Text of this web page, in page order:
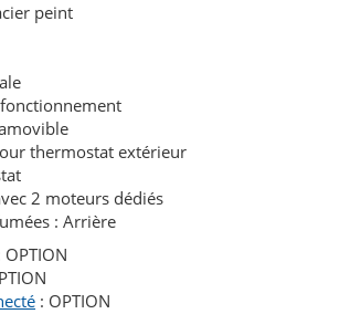
peint
thermostat extérieur
2 moteurs dédiés
: Arrière
OPTION
: OPTION